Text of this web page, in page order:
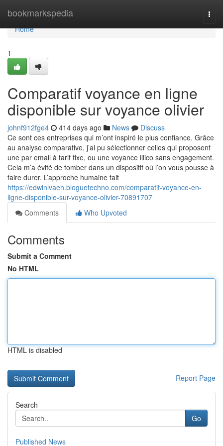
bookmarkspedia
Home
Home
1
Comparatif voyance en ligne
disponible sur voyance olivier
johnf912fge4 414 days ago News
Discuss
Ce sont ces entreprises qui m’ont inspiré le plus confiance. Grâce
au analyse comparative, j’ai pu sélectionner celles qui proposent
une par email à tarif fixe, ou une voyance illico sans engagement.
Cela m’a évité de tomber dans un dispositif où l’on vous pousse à
faire durer. L’approche humaine fait
https://edwinlvaeh.bloguetechno.com/comparatif-voyance-en-
ligne-disponible-sur-voyance-olivier-70891707
Comments
Who Upvoted
Comments
Submit a Comment
No HTML
HTML is disabled
Report Page
Search
Go
Published News